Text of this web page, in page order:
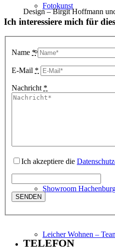
Fotokunst
3D Visualisierungen
Geschenkgutscheine
Showroom
Leicher Wohnen –
Design – Birgit Hoffmann
Ich interessiere mich für
Name *
E-Mail *
Nachricht *
Ich akzeptiere die
TELEFON